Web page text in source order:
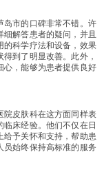
岛市的口碑非常不错。许
解答患者的疑问，并且
的科学疗法和设备，效果
到了明显改善。此外，
心，能够为患者提供良好
院皮肤科在这方面同样表
床经验。他们不仅在日
给予关怀和支持，帮助患
员始终保持高标准的服务